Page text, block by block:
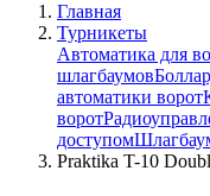
Главная
Турникеты
Автоматика для
шлагбаумов
автоматики ворот
ворот
доступом
Praktika T-10